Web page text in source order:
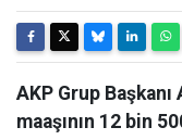
AKP Grup
maaşının 12 bin